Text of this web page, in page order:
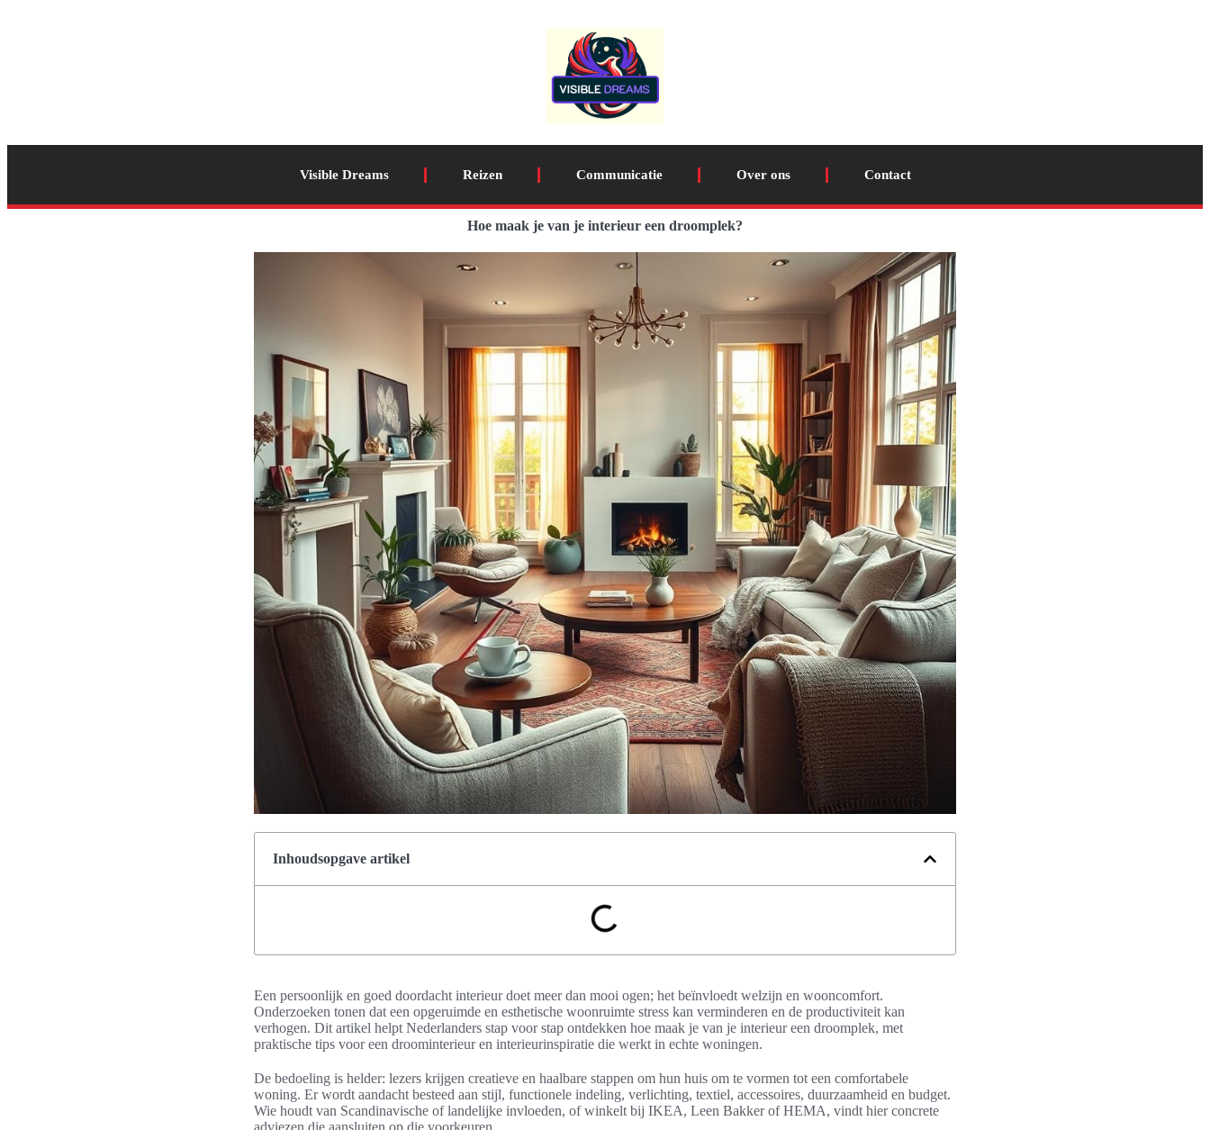
Visible Dreams Reizen Communicatie Over ons Contact
Hoe maak je van je interieur een droomplek?
Inhoudsopgave artikel
Een persoonlijk en goed doordacht interieur doet meer dan mooi ogen; het beïnvloedt welzijn en wooncomfort.
Onderzoeken tonen dat een opgeruimde en esthetische woonruimte stress kan verminderen en de productiviteit kan
verhogen. Dit artikel helpt Nederlanders stap voor stap ontdekken hoe maak je van je interieur een droomplek, met
praktische tips voor een droominterieur en interieurinspiratie die werkt in echte woningen.
De bedoeling is helder: lezers krijgen creatieve en haalbare stappen om hun huis om te vormen tot een comfortabele
woning. Er wordt aandacht besteed aan stijl, functionele indeling, verlichting, textiel, accessoires, duurzaamheid en budget.
Wie houdt van Scandinavische of landelijke invloeden, of winkelt bij IKEA, Leen Bakker of HEMA, vindt hier concrete
adviezen die aansluiten op die voorkeuren.